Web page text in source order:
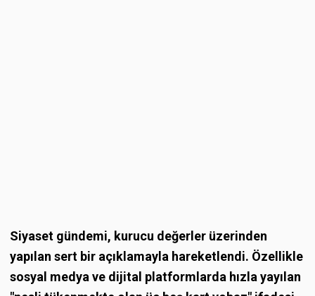
Siyaset gündemi, kurucu değerler üzerinden
yapılan sert bir açıklamayla hareketlendi. Özellikle
sosyal medya ve dijital platformlarda hızla yayılan